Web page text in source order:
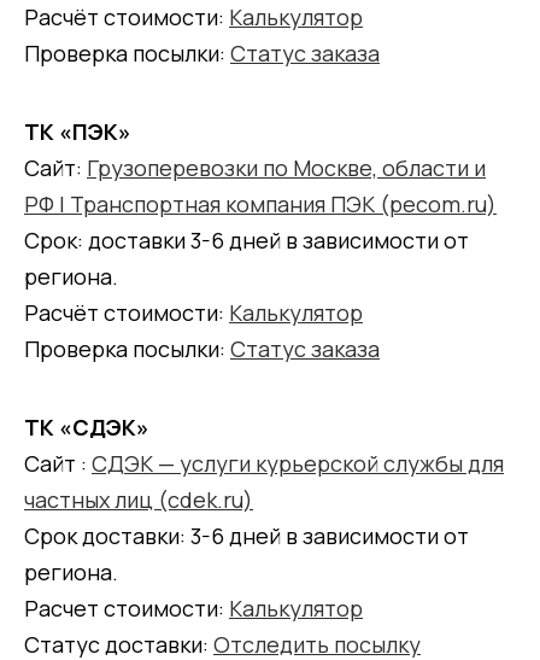
Расчёт стоимости: Калькулятор
Проверка посылки: Статус заказа
ТК «ПЭК»
Сайт: Грузоперевозки по Москве, области и
РФ | Транспортная компания ПЭК (pecom.ru)
Срок: доставки 3-6 дней в зависимости от
региона.
Расчёт стоимости: Калькулятор
Проверка посылки: Статус заказа
ТК «СДЭК»
Сайт : СДЭК — услуги курьерской службы для
частных лиц (cdek.ru)
Срок доставки: 3-6 дней в зависимости от
региона.
Расчет стоимости: Калькулятор
Статус доставки: Отследить посылку